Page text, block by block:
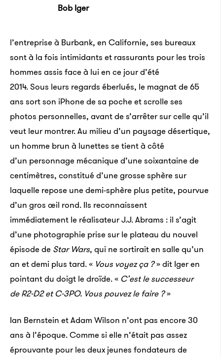
Bob Iger
l’entreprise à Burbank, en Californie, ses bureaux
sont à la fois intimidants et rassurants pour les trois
hommes assis face à lui en ce jour d’été
2014. Sous leurs regards éberlués, le magnat de 65
ans sort son iPhone de sa poche et scrolle ses
photos personnelles, avant de s’arrêter sur celle qu’il
veut leur montrer. Au milieu d’un paysage désertique,
un homme brun à lunettes se tient à côté
d’un personnage mécanique d’une soixantaine de
centimètres, constitué d’une grosse sphère sur
laquelle repose une demi-sphère plus petite, pourvue
d’un gros œil rond. Ils reconnaissent
immédiatement le réalisateur J.J. Abrams : il s’agit
d’une photographie prise sur le plateau du nouvel
épisode de Star Wars, qui ne sortirait en salle qu’un
an et demi plus tard. « Vous voyez ça ?» dit Iger en
pointant du doigt le droïde. « C’est le successeur
de R2-D2 et C-3PO. Vous pouvez le faire ?»
Ian Bernstein et Adam Wilson n’ont pas encore 30
ans à l’époque. Comme si elle n’était pas assez
éprouvante pour les deux jeunes fondateurs de